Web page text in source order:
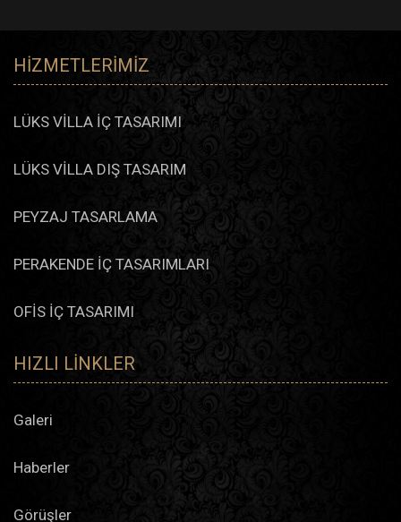
HIZMETLERIMIZ
LÜKS VİLLA İÇ TASARIMI
LÜKS VİLLA DIŞ TASARIM
PEYZAJ TASARLAMA
PERAKENDE İÇ TASARIMLARI
OFİS İÇ TASARIMI
HIZLI LINKLER
Galeri
Haberler
Görüşler